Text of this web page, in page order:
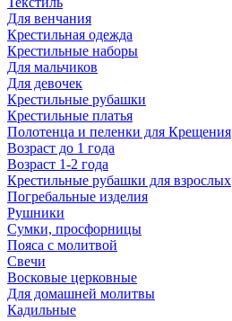
Для венчания
Крестильная одежда
Крестильные наборы
Для мальчиков
Для девочек
Крестильные рубашки
Крестильные платья
Полотенца и пеленки для Крещения
Возраст до 1 года
Возраст 1-2 года
Крестильные рубашки для взрослых
Погребальные изделия
Рушники
Сумки, просфорницы
Пояса с молитвой
Свечи
Восковые церковные
Для домашней молитвы
Кадильные